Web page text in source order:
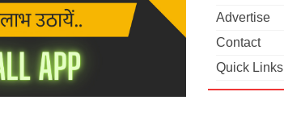
Advertise
Contact
Quick Links